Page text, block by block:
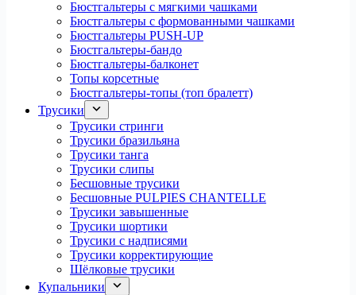
Бюстгальтеры с мягкими чашками
Бюстгальтеры с формованными чашками
Бюстгальтеры PUSH-UP
Бюстгальтеры-бандо
Бюстгальтеры-балконет
Топы корсетные
Бюстгальтеры-топы (топ бралетт)
Трусики
Трусики стринги
Трусики бразильяна
Трусики танга
Трусики слипы
Бесшовные трусики
Бесшовные PULPIES CHANTELLE
Трусики завышенные
Трусики шортики
Трусики с надписями
Трусики корректирующие
Шёлковые трусики
Купальники